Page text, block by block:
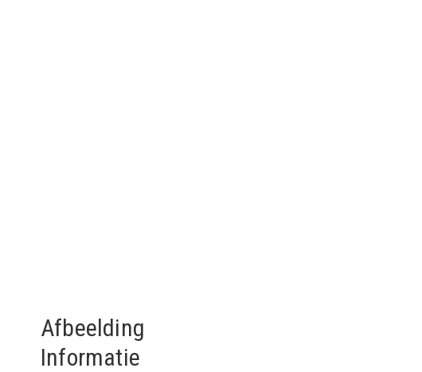
Afbeelding
Informatie